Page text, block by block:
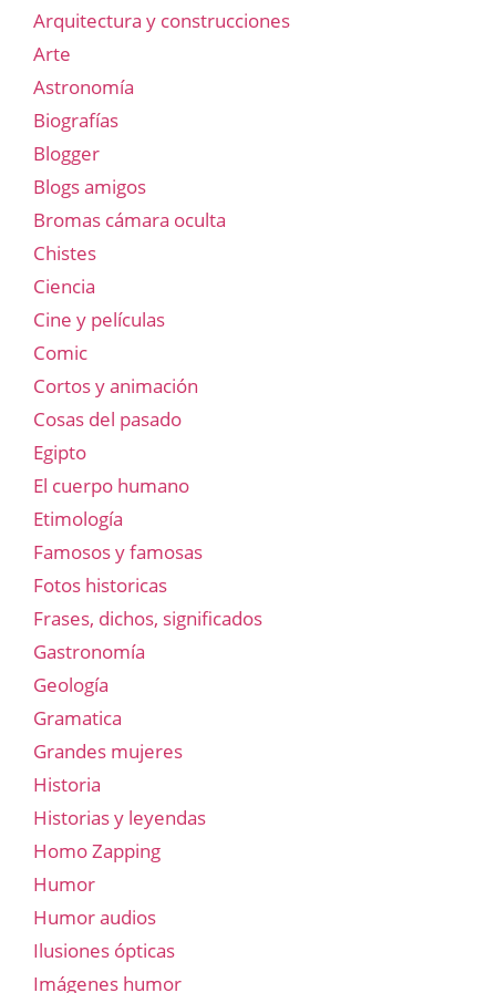
Arquitectura y construcciones
Arte
Astronomía
Biografías
Blogger
Blogs amigos
Bromas cámara oculta
Chistes
Ciencia
Cine y películas
Comic
Cortos y animación
Cosas del pasado
Egipto
El cuerpo humano
Etimología
Famosos y famosas
Fotos historicas
Frases, dichos, significados
Gastronomía
Geología
Gramatica
Grandes mujeres
Historia
Historias y leyendas
Homo Zapping
Humor
Humor audios
Ilusiones ópticas
Imágenes humor